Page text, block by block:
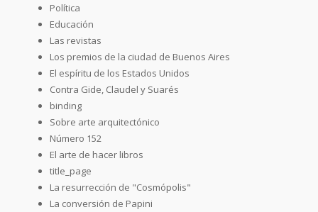
Política
Educación
Las revistas
Los premios de la ciudad de Buenos Aires
El espíritu de los Estados Unidos
Contra Gide, Claudel y Suarés
binding
Sobre arte arquitectónico
Número 152
El arte de hacer libros
title_page
La resurrección de "Cosmópolis"
La conversión de Papini